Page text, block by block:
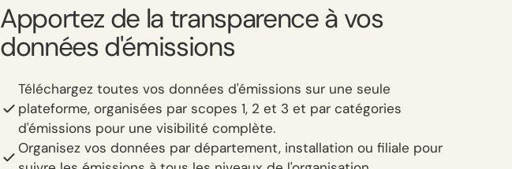
Apportez de la transparence à vos
données d'émissions
Téléchargez toutes vos données d'émissions sur une seule
plateforme, organisées par scopes 1, 2 et 3 et par catégories
d'émissions pour une visibilité complète.
Organisez vos données par département, installation ou filiale pour